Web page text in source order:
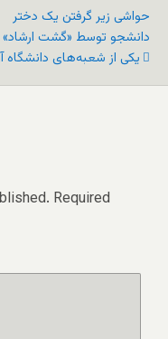
حواشی زیر گرفتن یک دختر
دانشجو توسط «گشت ارشاد»
یکی از شعبه‌های دانشگاه
Required